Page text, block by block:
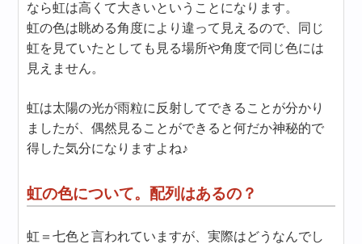
なら虹は高くて大きいということになります。
虹の色は眺める角度により違って見えるので、同じ
虹を見ていたとしても見る場所や角度で同じ色には
見えません。
虹は太陽の光が雨粒に反射してできることが分かり
ましたが、偶然見ることができると何だか神秘的で
得した気分になりますよね♪
虹の色について。配列はあるの？
虹＝七色と言われていますが、実際はどうなんでし